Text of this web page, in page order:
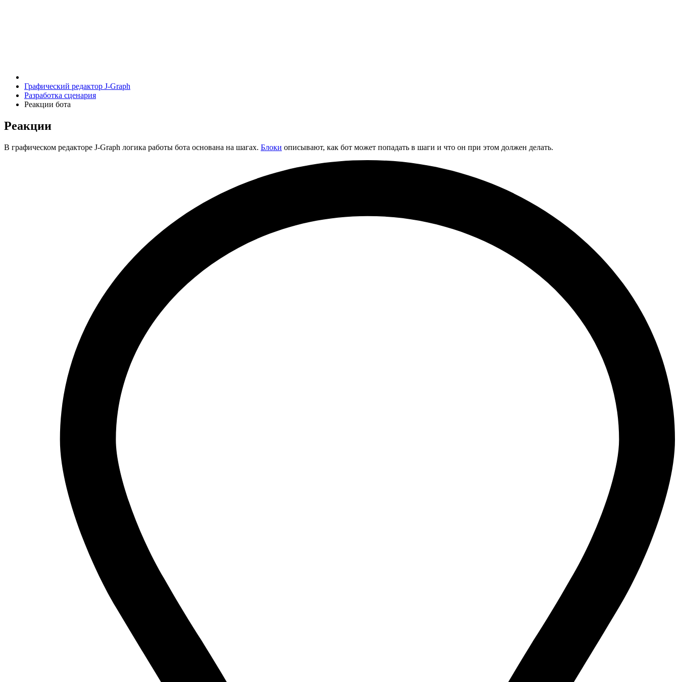
Графический редактор J‑Graph
Разработка сценария
Реакции бота
Реакции
В графическом редакторе J‑Graph логика работы бота основана на шагах. Блоки описывают, как бот может попадать в шаги и что он при этом должен делать.